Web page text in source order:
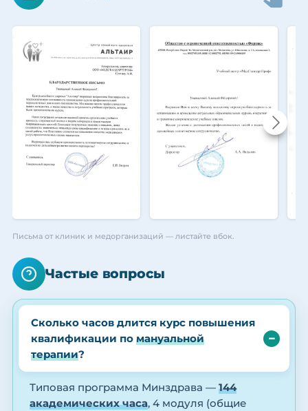
Письма от клиник и медорганизаций — листайте вбок.
Частые вопросы
Сколько часов длится курс повышения
квалификации по мануальной
терапии?
Типовая программа Минздрава — 144
академических часа, 4 модуля (общие